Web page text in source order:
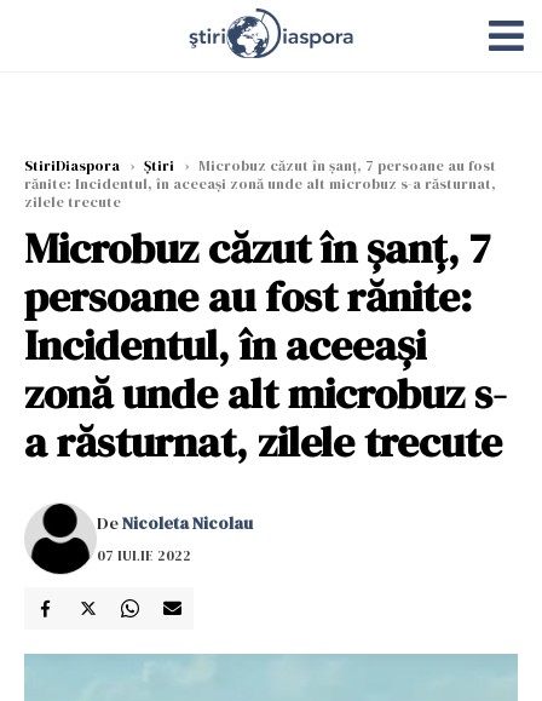
StiriDiaspora › Știri › Microbuz căzut în șanț, 7 persoane au fost
rănite: Incidentul, în aceeași zonă unde alt microbuz s-a răsturnat,
zilele trecute
Microbuz căzut în șanț, 7
persoane au fost rănite:
Incidentul, în aceeași
zonă unde alt microbuz s-
a răsturnat, zilele trecute
DeNicoleta Nicolau
07 IULIE 2022